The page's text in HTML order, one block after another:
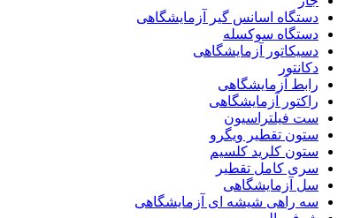
دستگاه اسانس گیر آزمایشگاهی
دستگاه سوکسله
دسیکاتور آزمایشگاهی
دکانتور
رابط آزمایشگاهی
راکتور آزمایشگاهی
ست فیلتراسیون
ستون تقطیر ویگرو
ستون کلرید کلسیم
سری کامل تقطیر
سل آزمایشگاهی
سه راهی شیشه ای آزمایشگاهی